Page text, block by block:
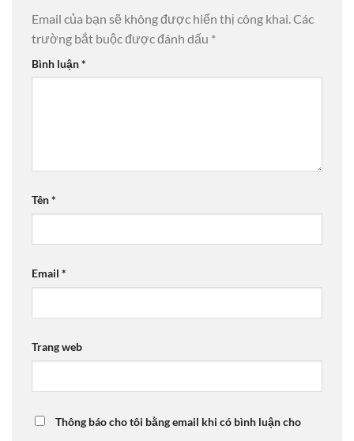
Email của bạn sẽ không được hiển thị công khai. Các
trường bắt buộc được đánh dấu *
Bình luận*
Tên*
Email *
Trang web
Thông báo cho tôi bằng email khi có bình luận cho